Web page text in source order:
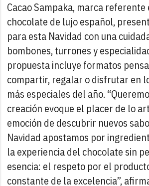
Cacao Sampaka, marca
chocolate de lujo español,
para esta Navidad con una
bombones, turrones y
propuesta incluye formatos
compartir, regalar o disfrutar en
más especiales del año.
creación evoque el placer de lo
emoción de descubrir nuevos
Navidad apostamos por
la experiencia del chocolate sin
esencia: el respeto por el
constante de la excelencia”,